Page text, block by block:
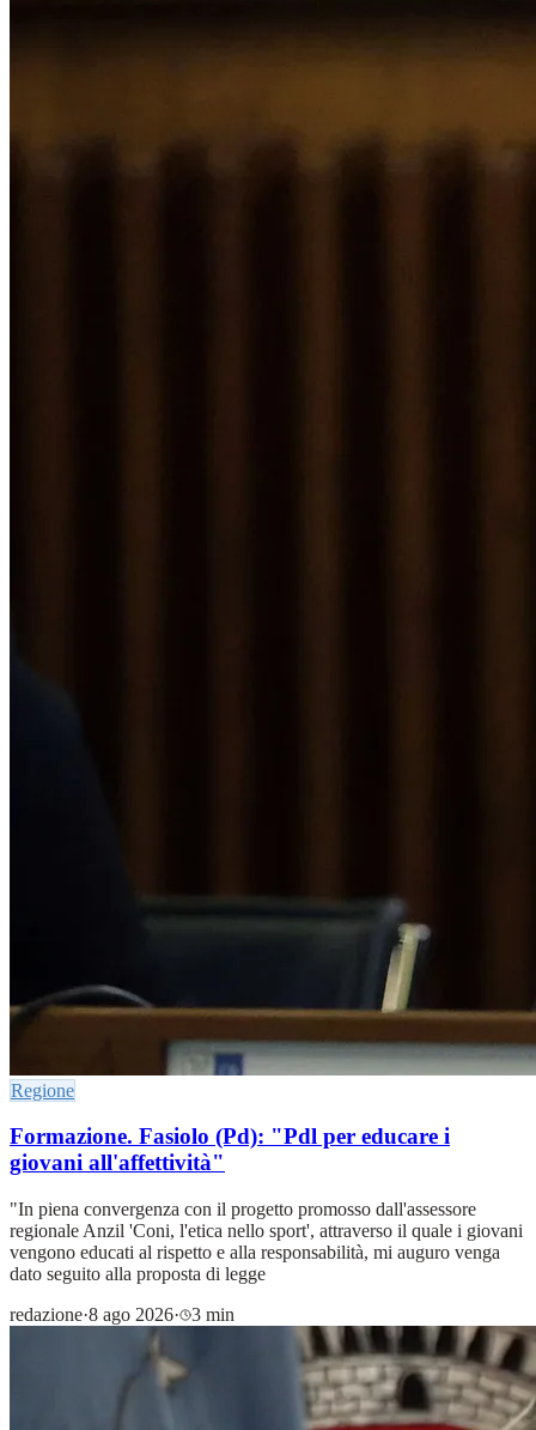
Regione
Formazione. Fasiolo (Pd): "Pdl per educare i
giovani all'affettività"
"In piena convergenza con il progetto promosso dall'assessore
regionale Anzil 'Coni, l'etica nello sport', attraverso il quale i giovani
vengono educati al rispetto e alla responsabilità, mi auguro venga
dato seguito alla proposta di legge
redazione·8 ago 2026· 3 min